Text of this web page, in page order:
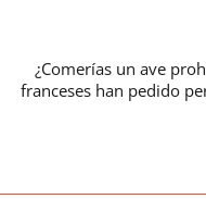
¿Comerías un ave
franceses han pedido